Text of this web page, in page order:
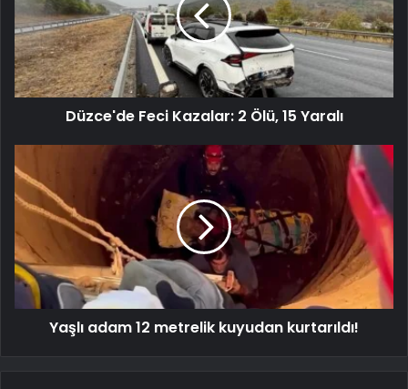
Düzce'de Feci Kazalar: 2 Ölü, 15 Yaralı
Yaşlı adam 12 metrelik kuyudan kurtarıldı!